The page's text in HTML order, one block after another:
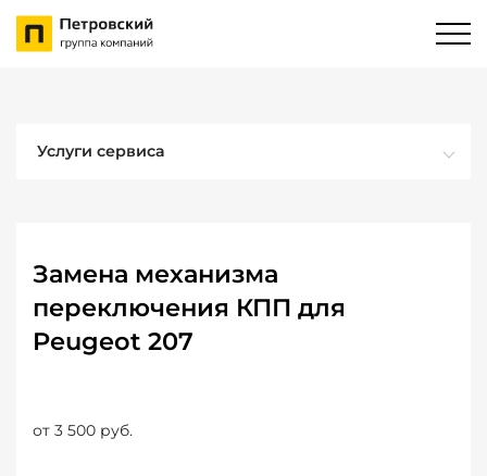
Услуги сервиса
Замена механизма
переключения КПП для
Peugeot 207
от 3 500 руб.